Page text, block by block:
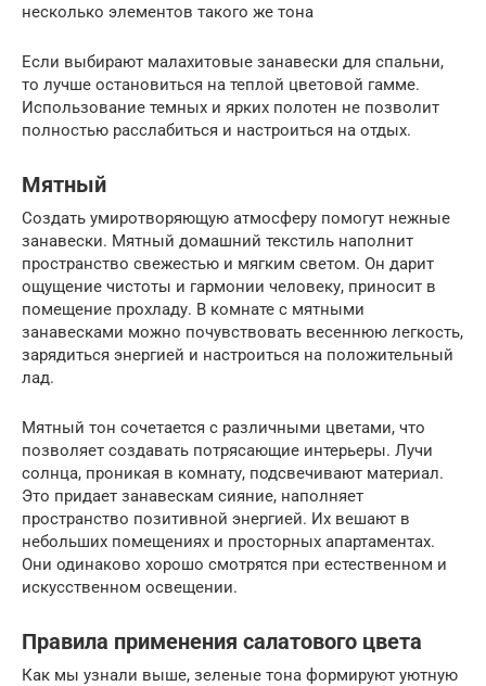
несколько элементов такого же тона
Если выбирают малахитовые занавески для спальни,
то лучше остановиться на теплой цветовой гамме.
Использование темных и ярких полотен не позволит
полностью расслабиться и настроиться на отдых.
Мятный
Создать умиротворяющую атмосферу помогут нежные
занавески. Мятный домашний текстиль наполнит
пространство свежестью и мягким светом. Он дарит
ощущение чистоты и гармонии человеку, приносит в
помещение прохладу. В комнате с мятными
занавесками можно почувствовать весеннюю легкость,
зарядиться энергией и настроиться на положительный
лад.
Мятный тон сочетается с различными цветами, что
позволяет создавать потрясающие интерьеры. Лучи
солнца, проникая в комнату, подсвечивают материал.
Это придает занавескам сияние, наполняет
пространство позитивной энергией. Их вешают в
небольших помещениях и просторных апартаментах.
Они одинаково хорошо смотрятся при естественном и
искусственном освещении.
Правила применения салатового цвета
Как мы узнали выше, зеленые тона формируют уютную